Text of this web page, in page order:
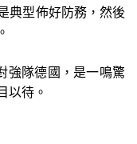
典型佈好防務，然後
強隊德國，是一鳴驚
以待。